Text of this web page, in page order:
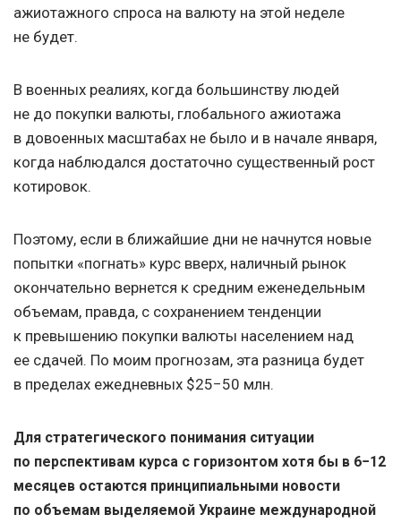
ажиотажного спроса на валюту на этой неделе
не будет.
В военных реалиях, когда большинству людей
не до покупки валюты, глобального ажиотажа
в довоенных масштабах не было и в начале января,
когда наблюдался достаточно существенный рост
котировок.
Поэтому, если в ближайшие дни не начнутся новые
попытки «погнать» курс вверх, наличный рынок
окончательно вернется к средним еженедельным
объемам, правда, с сохранением тенденции
к превышению покупки валюты населением над
ее сдачей. По моим прогнозам, эта разница будет
в пределах ежедневных $25−50 млн.
Для стратегического понимания ситуации
по перспективам курса с горизонтом хотя бы в 6−12
месяцев остаются принципиальными новости
по объемам выделяемой Украине международной